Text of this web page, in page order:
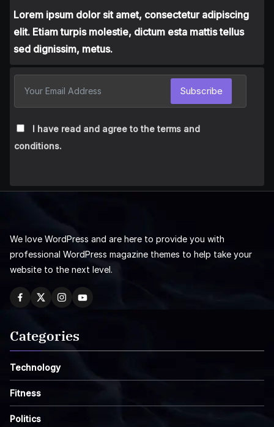
Lorem ipsum dolor sit amet, consectetur adipiscing
elit. Etiam turpis molestie, dictum esta mattis tellus
sed dignissim, metus.
I have read and agree to the terms and
conditions.
Subscribe
We love WordPress and are here to provide you with
professional WordPress magazine themes to help take your
website to the next level.
Categories
Technology
Fitness
Politics